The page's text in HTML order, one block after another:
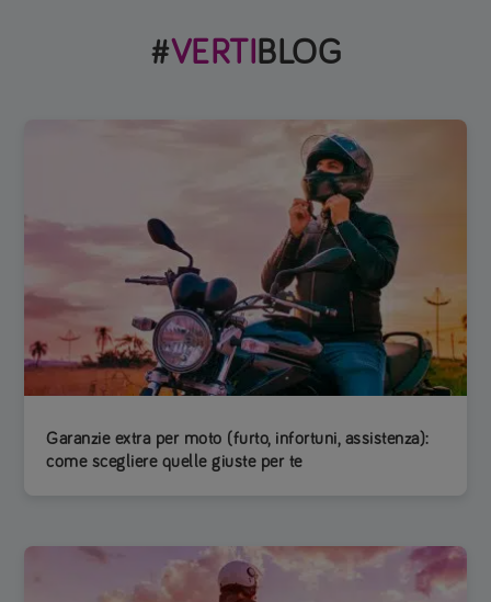
#VERTIBLOG
Garanzie extra per moto (furto, infortuni, assistenza):
come scegliere quelle giuste per te